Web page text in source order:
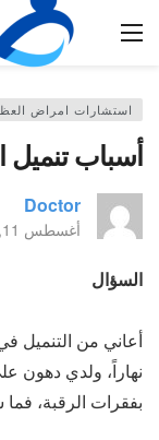
استشارات امراض
أسباب تنميل
Doctor
أغسطس 11, 2018
السؤال
أعاني من التنميل
نهاراً، ولدي دهون
بفقرات الرقبة،